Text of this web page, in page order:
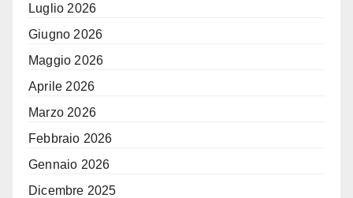
Luglio 2026
Giugno 2026
Maggio 2026
Aprile 2026
Marzo 2026
Febbraio 2026
Gennaio 2026
Dicembre 2025